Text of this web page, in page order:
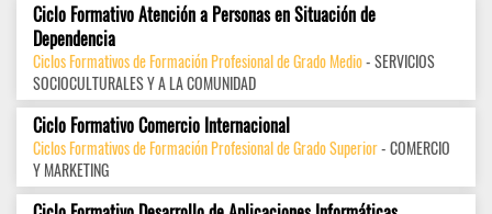
Ciclo Formativo Atención a Personas en Situación de
Dependencia
Ciclos Formativos de Formación Profesional de Grado Medio- SERVICIOS
SOCIOCULTURALES Y A LA COMUNIDAD
Ciclo Formativo Comercio Internacional
Ciclos Formativos de Formación Profesional de Grado Superior- COMERCIO
Y MARKETING